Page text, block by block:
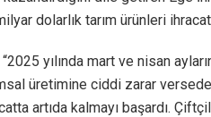
dolarlık tarım ürünleri
yılında mart ve nisan
üretimine ciddi zarar
artıda kalmayı başardı.